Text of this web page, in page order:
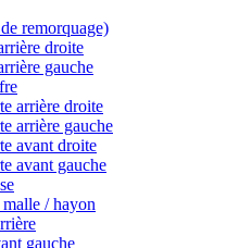
remorquage)
droite
gauche
arrière droite
arrière gauche
avant droite
avant gauche
/ hayon
gauche